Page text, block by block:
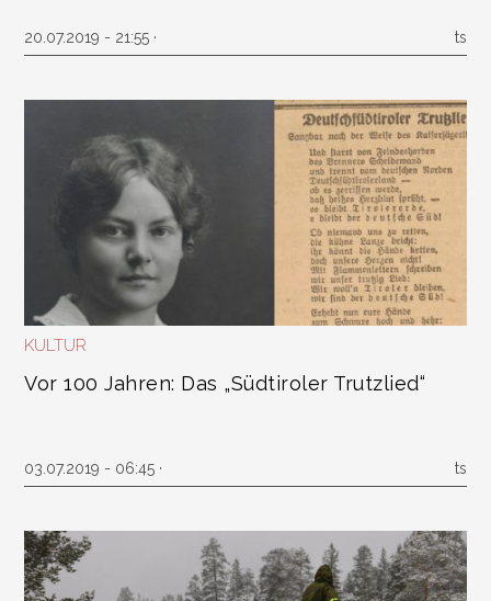
20.07.2019 - 21:55 · ts
KULTUR
Vor 100 Jahren: Das „Südtiroler Trutzlied“
03.07.2019 - 06:45 · ts